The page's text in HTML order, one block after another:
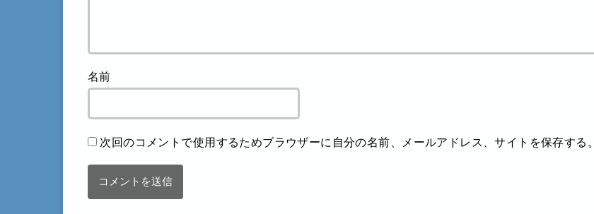
名前
次回のコメントで使用するためブラウザーに自分の名前、メールアドレス、サイトを保存する。